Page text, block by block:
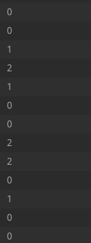
0
0
1
2
1
0
0
2
2
0
1
0
0